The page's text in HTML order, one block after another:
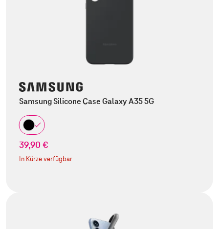
Samsung Silicone Case Galaxy A35 5G
39,90 €
In Kürze verfügbar